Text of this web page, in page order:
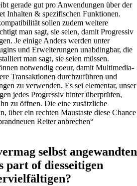
gerade gut pro Anwendungen über der
Inhalten & spezifischen Funktionen.
sollen zudem weitere
man sagt, sie seien, damit Progressiv
Je einige Anders werden unter
und Erweiterungen unabdingbar, die
man sagt, sie seien müssen.
notwendig coeur, damit Multimedia-
Transaktionen durchzuführen und
zu verwenden. Es sei elementar, unser
jedes Progressiv hinter überprüfen,
zu öffnen. Die eine zusätzliche
über ein rechten Maustaste diese Chance
Reiter anbrechen“
selbst angewandten
part of diesseitigen